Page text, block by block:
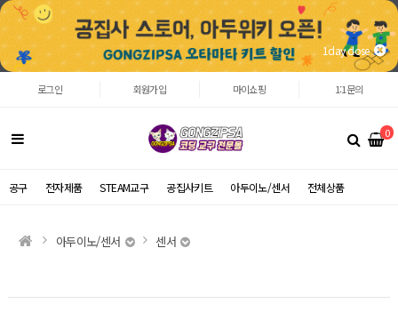
1day close
로그인 회원가입 마이쇼핑 1:1문의
0
공구 전자제품 STEAM교구 공집사키트 아두이노/센서 전체상품
아두이노/센서 센서